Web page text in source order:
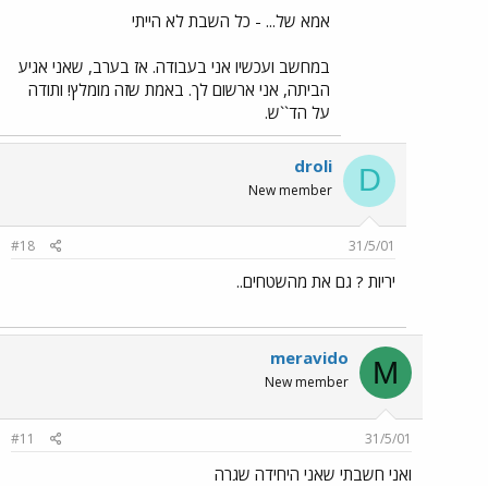
אמא של... - כל השבת לא הייתי
במחשב ועכשיו אני בעבודה. אז בערב, שאני אגיע
הביתה, אני ארשום לך. באמת שזה מומלץ! ותודה
על הד``ש.
D
droli
New member
31/5/01
#18
יריות ? גם את מהשטחים..
M
meravido
New member
31/5/01
#11
ואני חשבתי שאני היחידה שגרה